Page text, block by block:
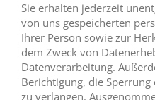
Sie erhalten jederzeit
von uns gespeicherten
Ihrer Person sowie zur
dem Zweck von
Datenverarbeitung.
Berichtigung, die
zu verlangen.